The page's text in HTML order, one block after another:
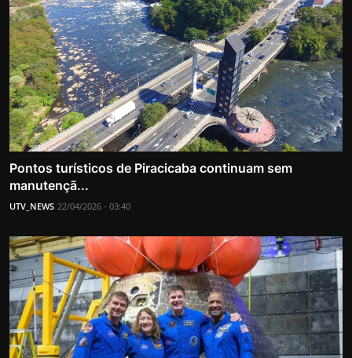
Pontos turísticos de Piracicaba continuam sem
manutençã...
UTV_NEWS 22/04/2026 - 03:40